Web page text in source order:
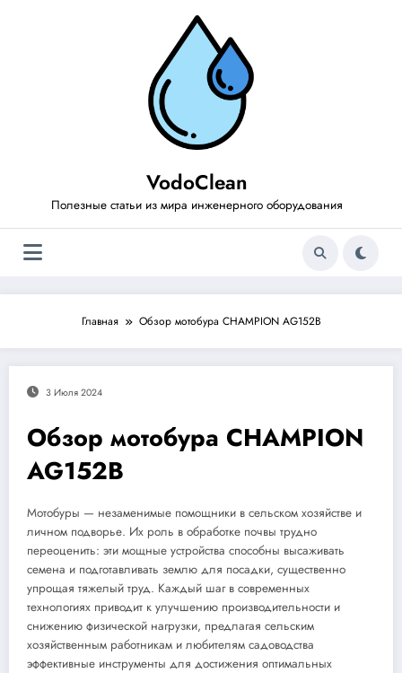
VodoClean
Полезные статьи из мира инженерного оборудования
Главная Обзор мотобура CHAMPION AG152B
3 Июля 2024
Обзор мотобура CHAMPION
AG152B
Мотобуры — незаменимые помощники в сельском хозяйстве и
личном подворье. Их роль в обработке почвы трудно
переоценить: эти мощные устройства способны высаживать
семена и подготавливать землю для посадки, существенно
упрощая тяжелый труд. Каждый шаг в современных
технологиях приводит к улучшению производительности и
снижению физической нагрузки, предлагая сельским
хозяйственным работникам и любителям садоводства
эффективные инструменты для достижения оптимальных